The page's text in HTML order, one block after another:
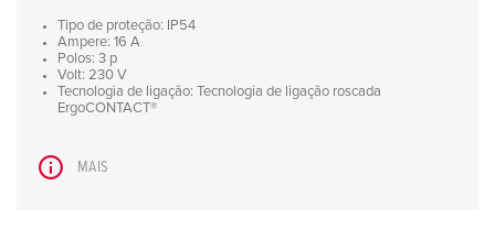
Tipo de proteção: IP54
Ampere: 16 A
Polos: 3 p
Volt: 230 V
Tecnologia de ligação: Tecnologia de ligação roscada
ErgoCONTACT®
MAIS